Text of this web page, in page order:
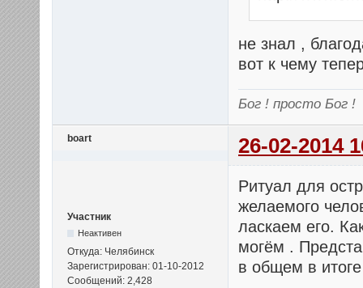
не знал ,
вот к чему
Бог ! просто Бог !
boart 26-02-2014
Участник
Неактивен
Откуда: Челябинск
Зарегистрирован: 01-10-2012
Сообщений: 2,428
Ритуал для
желаемого
ласкаем его.
могём .
в общем в